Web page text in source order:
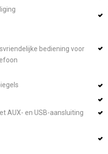
bediening voor
AUX- en USB-aansluiting